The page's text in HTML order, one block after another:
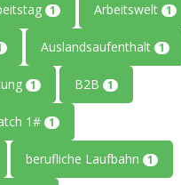
1 Arbeitswelt 1
Auslandsaufenthalt 1
1 B2B 1
1# 1
berufliche Laufbahn 1